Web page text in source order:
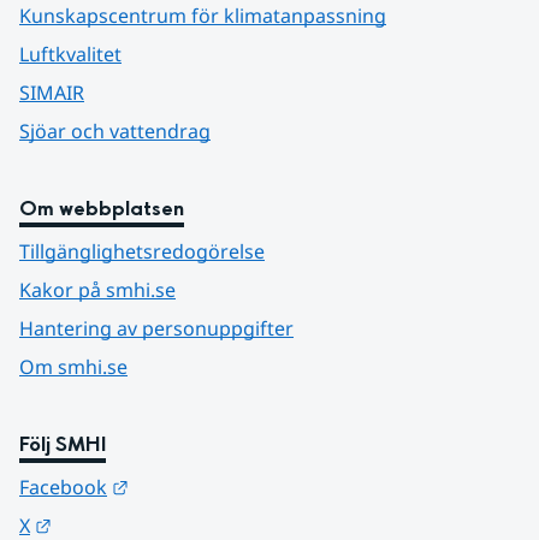
Kunskapscentrum för klimatanpassning
Luftkvalitet
SIMAIR
Sjöar och vattendrag
Om webbplatsen
Tillgänglighetsredogörelse
Kakor på smhi.se
Hantering av personuppgifter
Om smhi.se
Följ SMHI
Facebook
X